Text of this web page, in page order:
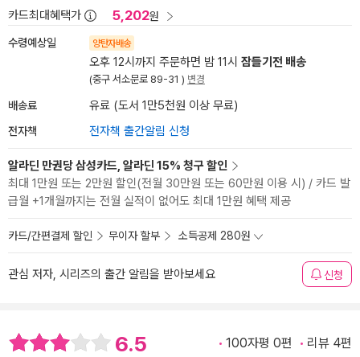
카드최대혜택가 5,202원
수령예상일 양탄자배송
오후 12시까지 주문하면 밤 11시 잠들기전 배송
(중구 서소문로 89-31 ) 변경
배송료 유료 (도서 1만5천원 이상 무료)
전자책 전자책 출간알림 신청
알라딘 만권당 삼성카드, 알라딘 15% 청구 할인
최대 1만원 또는 2만원 할인(전월 30만원 또는 60만원 이용 시) / 카드 발
급월 +1개월까지는 전월 실적이 없어도 최대 1만원 혜택 제공
카드/간편결제 할인 무이자 할부 소득공제 280원
관심 저자, 시리즈의 출간 알림을 받아보세요 신청
6.5 100자평 0편 리뷰 4편